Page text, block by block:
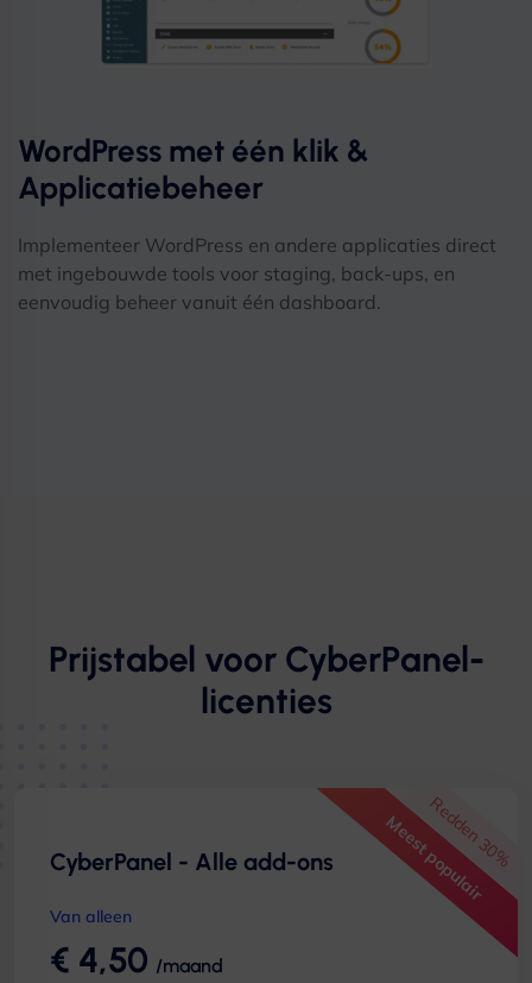
WordPress met één klik &
Applicatiebeheer
Implementeer WordPress en andere applicaties direct
met ingebouwde tools voor staging, back-ups, en
eenvoudig beheer vanuit één dashboard.
Prijstabel voor CyberPanel-
licenties
CyberPanel - Alle add-ons Meest populair
Redden 30%
Van alleen
€ 4,50 /maand